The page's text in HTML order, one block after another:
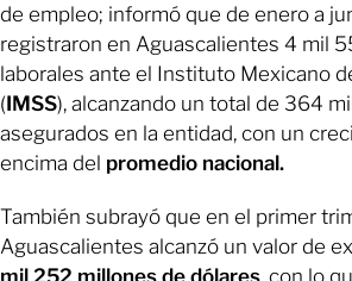
de empleo; informó que de enero a
registraron en Aguascalientes 4 mil
laborales ante el Instituto Mexicano
(IMSS), alcanzando un total de 364
asegurados en la entidad, con un
encima del promedio nacional.
También subrayó que en el primer
Aguascalientes alcanzó un valor de
mil 252 millones de dólares , con lo